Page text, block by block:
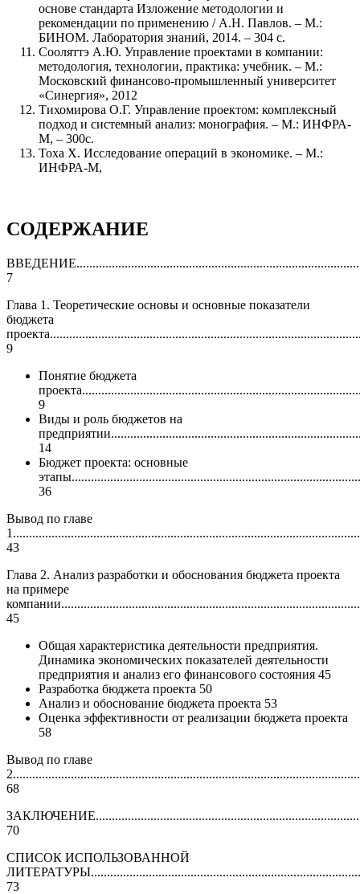
основе стандарта Изложение методологии и
рекомендации по применению / А.Н. Павлов. – М.:
БИНОМ. Лаборатория знаний, 2014. – 304 с.
Сооляттэ А.Ю. Управление проектами в компании:
методология, технологии, практика: учебник. – М.:
Московский финансово-промышленный университет
«Синергия», 2012
Тихомирова О.Г. Управление проектом: комплексный
подход и системный анализ: монография. – М.: ИНФРА-
М, – 300с.
Тоха Х. Исследование операций в экономике. – М.:
ИНФРА-М,
СОДЕРЖАНИЕ
7
Глава 1. Теоретические основы и основные показатели
бюджета
9
Понятие бюджета
9
Виды и роль бюджетов на
14
Бюджет проекта: основные
36
Вывод по главе
43
Глава 2. Анализ разработки и обоснования бюджета проекта
на примере
45
Общая характеристика деятельности предприятия.
Динамика экономических показателей деятельности
предприятия и анализ его финансового состояния 45
Разработка бюджета проекта 50
Анализ и обоснование бюджета проекта 53
Оценка эффективности от реализации бюджета проекта
58
Вывод по главе
68
70
СПИСОК ИСПОЛЬЗОВАННОЙ
73